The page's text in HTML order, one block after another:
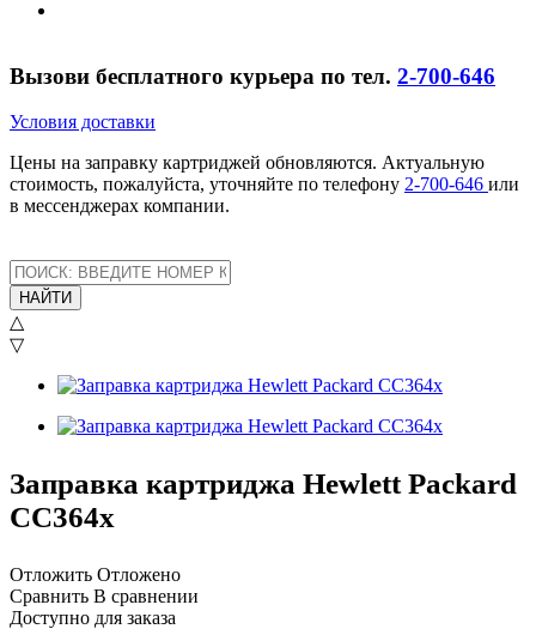
Вызови бесплатного курьера по тел. 2-700-646
Условия доставки
Цены на заправку картриджей обновляются. Актуальную
стоимость, пожалуйста, уточняйте по телефону 2-700-646 или
в мессенджерах компании.
НАЙТИ
△
▽
Заправка картриджа Hewlett Packard
CC364x
Отложить Отложено
Сравнить В сравнении
Доступно для заказа